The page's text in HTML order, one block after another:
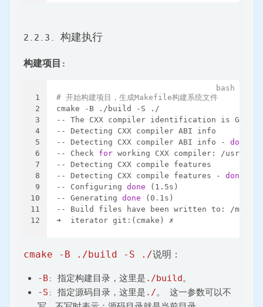
2.2.3. 构建执行
构建项目:
1
2
3
4
5
6
7
8
9
10
11
12
# 开始构建项目，生成Makefile构建系统文件
cmake -B ./build -S ./
-- The CXX compiler identification is GNU
-- Detecting CXX compiler ABI info
-- Detecting CXX compiler ABI info - done
-- Check for working CXX compiler: /usr/
-- Detecting CXX compile features
-- Detecting CXX compile features - done
-- Configuring done (1.5s)
-- Generating done (0.1s)
-- Build files have been written to: /mnt/d/
➜  iterator git:(cmake) ✗
cmake -B ./build -S ./说明：
-B: 指定构建目录，这里是 ./build。
-S: 指定源码目录，这里是 ./。 这一参数可以不